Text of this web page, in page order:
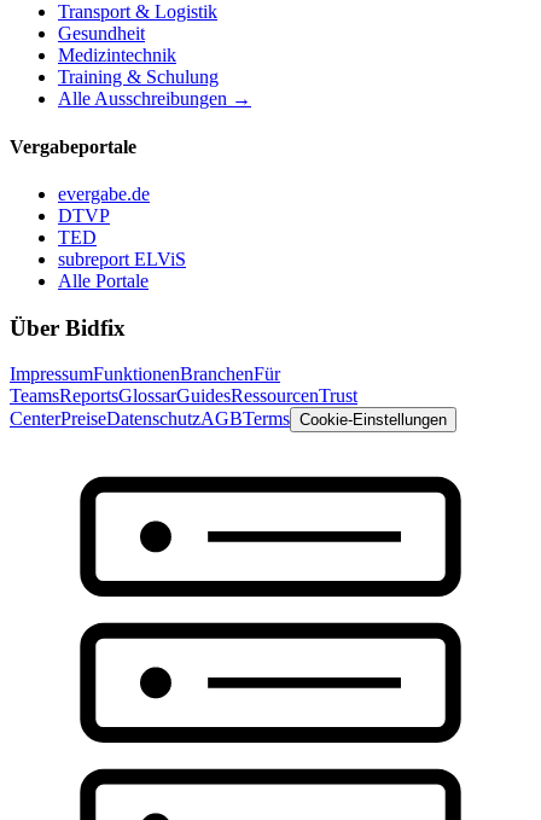
Transport & Logistik
Gesundheit
Medizintechnik
Training & Schulung
Alle Ausschreibungen →
Vergabeportale
evergabe.de
DTVP
TED
subreport ELViS
Alle Portale
Über Bidfix
ImpressumFunktionenBranchenFür
TeamsReportsGlossarGuidesRessourcenTrust
CenterPreiseDatenschutzAGBTerms Cookie-Einstellungen